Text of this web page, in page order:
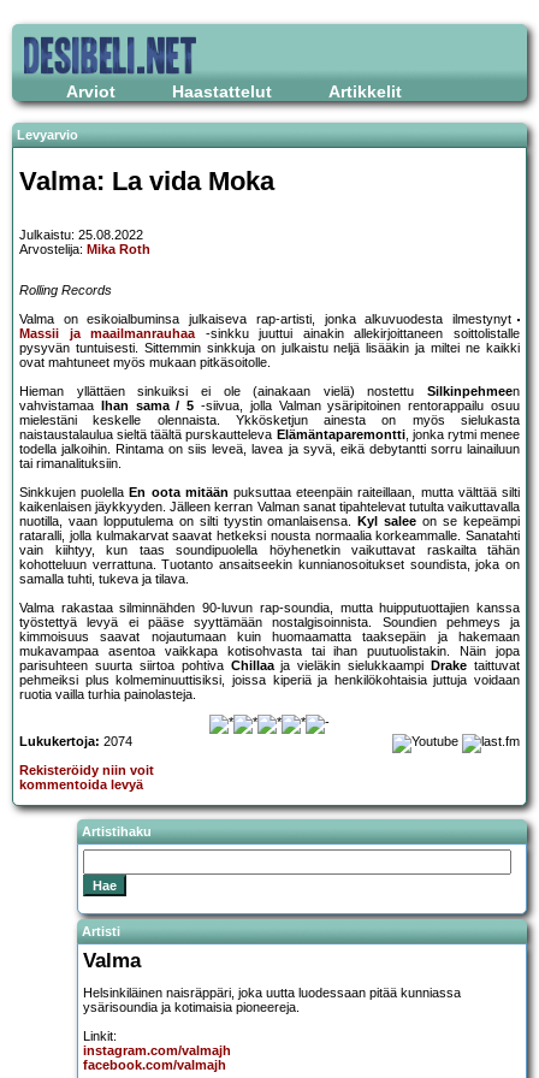
Arviot Haastattelut Artikkelit
Levyarvio
Valma: La vida Moka
Julkaistu: 25.08.2022
Arvostelija: Mika Roth
Rolling Records
Valma on esikoialbuminsa julkaiseva rap-artisti, jonka alkuvuodesta ilmestynyt
Massii ja maailmanrauhaa-sinkku juuttui ainakin allekirjoittaneen soittolistalle
pysyvän tuntuisesti. Sittemmin sinkkuja on julkaistu neljä lisääkin ja miltei ne kaikki
ovat mahtuneet myös mukaan pitkäsoitolle.
Hieman yllättäen sinkuiksi ei ole (ainakaan vielä) nostettu Silkinpehmeen
vahvistamaa
Ihan sama / 5 -siivua, jolla Valman ysäripitoinen rentorappailu osuu
mielestäni keskelle olennaista. Ykkösketjun ainesta on myös sielukasta
naistaustalaulua sieltä täältä purskautteleva Elämäntaparemontti, jonka rytmi menee
todella jalkoihin. Rintama on siis leveä, lavea ja syvä, eikä debytantti sorru lainailuun
tai rimanalituksiin.
Sinkkujen puolella En oota mitään puksuttaa eteenpäin raiteillaan, mutta välttää silti
kaikenlaisen jäykkyyden. Jälleen kerran Valman sanat tipahtelevat tutulta vaikuttavalla
nuotilla, vaan lopputulema on silti tyystin omanlaisensa.
Kyl salee on se kepeämpi
rataralli, jolla kulmakarvat saavat hetkeksi nousta normaalia korkeammalle. Sanatahti
vain kiihtyy, kun taas soundipuolella höyhenetkin vaikuttavat raskailta tähän
kohotteluun verrattuna. Tuotanto ansaitseekin kunnianosoitukset soundista, joka on
samalla tuhti, tukeva ja tilava.
Valma rakastaa silminnähden 90-luvun rap-soundia, mutta huipputuottajien kanssa
työstettyä levyä ei pääse syyttämään nostalgisoinnista. Soundien pehmeys ja
kimmoisuus saavat nojautumaan kuin huomaamatta taaksepäin ja hakemaan
mukavampaa asentoa vaikkapa kotisohvasta tai ihan puutuolistakin. Näin jopa
parisuhteen suurta siirtoa pohtiva Chillaaja vieläkin sielukkaampi Drake taittuvat
pehmeiksi plus kolmeminuuttisiksi, joissa kiperiä ja henkilökohtaisia juttuja voidaan
ruotia vailla turhia painolasteja.
Lukukertoja: 2074
Rekisteröidy niin voit
kommentoida levyä
Artistihaku
Artisti
Valma
Helsinkiläinen naisräppäri, joka uutta luodessaan pitää kunniassa
ysärisoundia ja kotimaisia pioneereja.
Linkit:
instagram.com/valmajh
facebook.com/valmajh